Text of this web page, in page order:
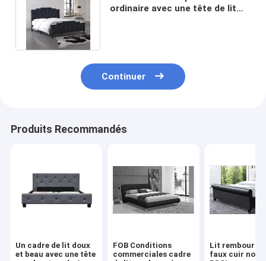
ordinaire avec une tête de lit
Continuer
Produits Recommandés
Un cadre de lit doux
et beau avec une tête
FOB Conditions
commerciales cadre
Lit rembourré
faux cuir noir